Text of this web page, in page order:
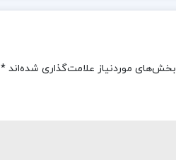
بخش‌های موردنیاز علامت‌گذاری شده‌اند*